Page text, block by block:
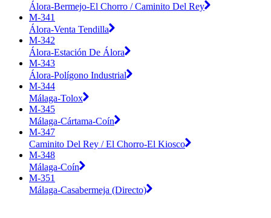
Álora-Bermejo-El Chorro / Caminito Del Rey
M-341
Álora-Venta Tendilla
M-342
Álora-Estación De Álora
M-343
Álora-Polígono Industrial
M-344
Málaga-Tolox
M-345
Málaga-Cártama-Coín
M-347
Caminito Del Rey / El Chorro-El Kiosco
M-348
Málaga-Coín
M-351
Málaga-Casabermeja (Directo)